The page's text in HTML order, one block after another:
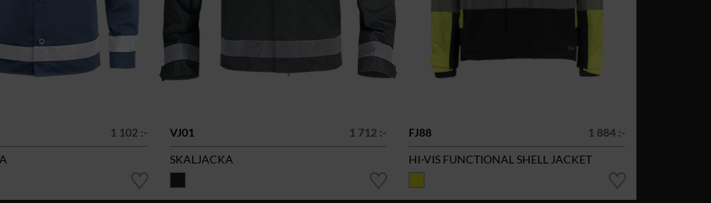
1 102 :-
VJ01
1 712 :-
SKALJACKA
FJ88
1 884 :-
HI-VIS FUNCTIONAL SHELL JACKET